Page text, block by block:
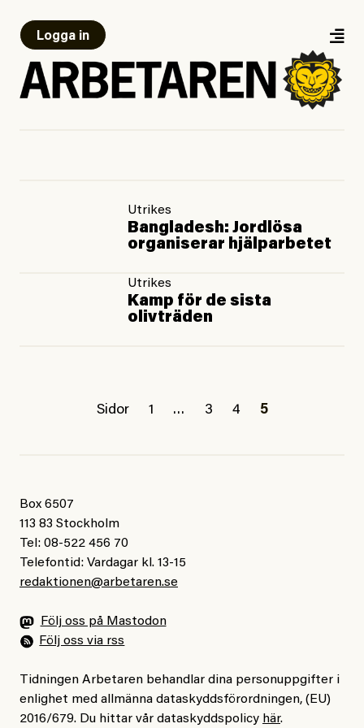
Logga in
Utrikes
Bangladesh: Jordlösa
organiserar hjälparbetet
Utrikes
Kamp för de sista
olivträden
Sidor 1 … 3 4 5
Box 6507
113 83 Stockholm
Tel: 08-522 456 70
Telefontid: Vardagar kl. 13-15
redaktionen@arbetaren.se
Följ oss på Mastodon
Följ oss via rss
Tidningen Arbetaren behandlar dina personuppgifter i
enlighet med allmänna dataskyddsförordningen, (EU)
2016/679. Du hittar vår dataskyddspolicy här.